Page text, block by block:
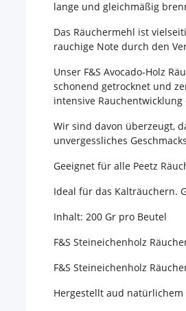
lange und gleichmäßig
Das Räuchermehl ist
rauchige Note durch den
Unser F&S Avocado-Holz
schonend getrocknet und
intensive
Wir sind davon überzeugt,
unvergessliches
Geeignet für alle Peetz
Ideal für das Kalträuchern.
Inhalt: 200 Gr pro Beutel
F&S Steineichenholz
F&S Steineichenholz
Hergestellt aud natürlichem